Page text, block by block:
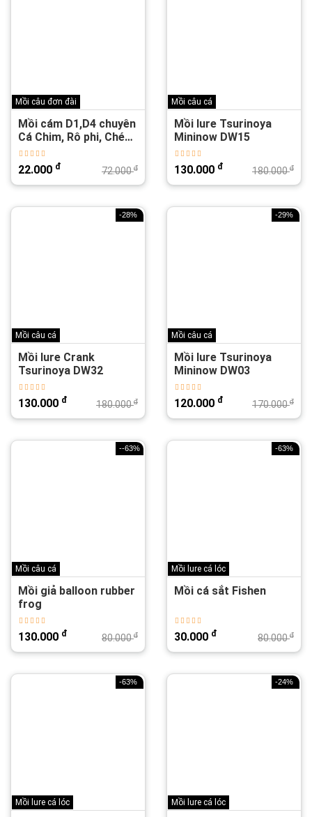
Mồi câu đơn đài
Mồi cám D1,D4 chuyên
Cá Chim, Rô phi, Chép,
Tra, Trôi, Trắm...
72.000đ
22.000 đ
Mồi câu cá
Mồi lure Tsurinoya
Mininow DW15
180.000đ
130.000 đ
-28%
Mồi câu cá
Mồi lure Crank
Tsurinoya DW32
180.000đ
130.000 đ
-29%
Mồi câu cá
Mồi lure Tsurinoya
Mininow DW03
170.000đ
120.000 đ
--63%
Mồi câu cá
Mồi giả balloon rubber
frog
80.000đ
130.000 đ
-63%
Mồi lure cá lóc
Mồi cá sắt Fishen
80.000đ
30.000 đ
-63%
Mồi lure cá lóc
-24%
Mồi lure cá lóc